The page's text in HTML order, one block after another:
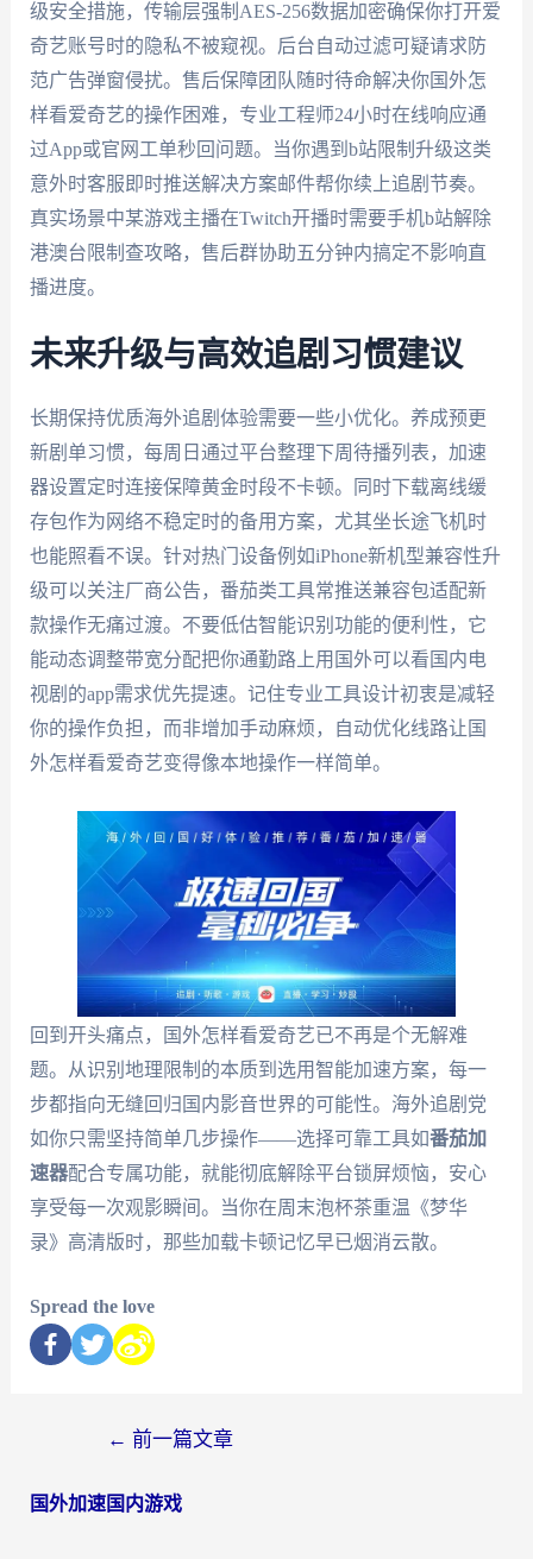
级安全措施，传输层强制AES-256数据加密确保你打开爱
奇艺账号时的隐私不被窥视。后台自动过滤可疑请求防
范广告弹窗侵扰。售后保障团队随时待命解决你国外怎
样看爱奇艺的操作困难，专业工程师24小时在线响应通
过App或官网工单秒回问题。当你遇到b站限制升级这类
意外时客服即时推送解决方案邮件帮你续上追剧节奏。
真实场景中某游戏主播在Twitch开播时需要手机b站解除
港澳台限制查攻略，售后群协助五分钟内搞定不影响直
播进度。
未来升级与高效追剧习惯建议
长期保持优质海外追剧体验需要一些小优化。养成预更
新剧单习惯，每周日通过平台整理下周待播列表，加速
器设置定时连接保障黄金时段不卡顿。同时下载离线缓
存包作为网络不稳定时的备用方案，尤其坐长途飞机时
也能照看不误。针对热门设备例如iPhone新机型兼容性升
级可以关注厂商公告，番茄类工具常推送兼容包适配新
款操作无痛过渡。不要低估智能识别功能的便利性，它
能动态调整带宽分配把你通勤路上用国外可以看国内电
视剧的app需求优先提速。记住专业工具设计初衷是减轻
你的操作负担，而非增加手动麻烦，自动优化线路让国
外怎样看爱奇艺变得像本地操作一样简单。
回到开头痛点，国外怎样看爱奇艺已不再是个无解难
题。从识别地理限制的本质到选用智能加速方案，每一
步都指向无缝回归国内影音世界的可能性。海外追剧党
如你只需坚持简单几步操作——选择可靠工具如番茄加
速器配合专属功能，就能彻底解除平台锁屏烦恼，安心
享受每一次观影瞬间。当你在周末泡杯茶重温《梦华
录》高清版时，那些加载卡顿记忆早已烟消云散。
Spread the love
← 前一篇文章
国外加速国内游戏